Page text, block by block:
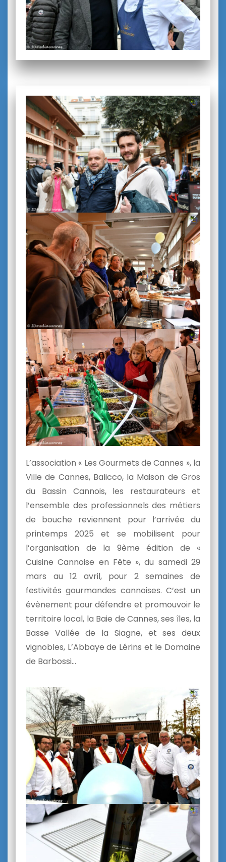
L’association « Les Gourmets de Cannes », la
Ville de Cannes, Balicco, la Maison de Gros
du Bassin Cannois, les restaurateurs et
l’ensemble des professionnels des métiers
de bouche reviennent pour l’arrivée du
printemps 2025 et se mobilisent pour
l’organisation de la 9ème édition de «
Cuisine Cannoise en Fête », du samedi 29
mars au 12 avril, pour 2 semaines de
festivités gourmandes cannoises. C’est un
évènement pour défendre et promouvoir le
territoire local, la Baie de Cannes, ses îles, la
Basse Vallée de la Siagne, et ses deux
vignobles, L’Abbaye de Lérins et le Domaine
de Barbossi…